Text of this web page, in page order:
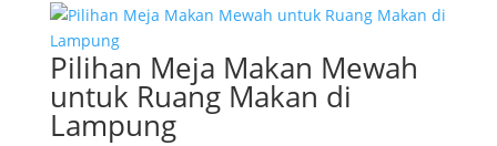
Pilihan Meja Makan Mewah
untuk Ruang Makan di
Lampung